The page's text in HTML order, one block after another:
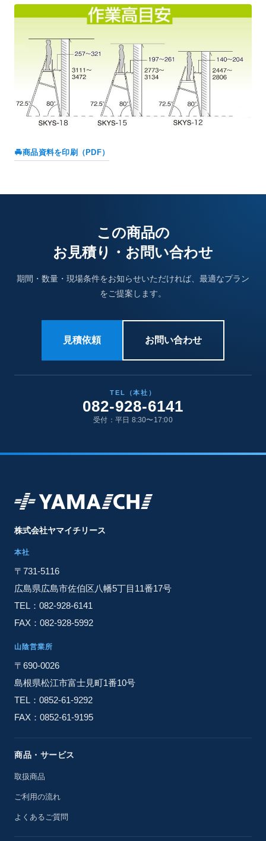
商品資料を印刷（PDF）
この商品の
お見積り・お問い合わせ
期間・数量・現場条件をお知らせいただければ、最適なプラン
をご提案します。
見積依頼 お問い合わせ
TEL（本社）
082-928-6141
受付：平日 8:30〜17:00
株式会社ヤマイチリース
本社
〒731-5116
広島県広島市佐伯区八幡5丁目11番17号
TEL：082-928-6141
FAX：082-928-5992
山陰営業所
〒690-0026
島根県松江市富士見町1番10号
TEL：0852-61-9292
FAX：0852-61-9195
商品・サービス
取扱商品
ご利用の流れ
よくあるご質問